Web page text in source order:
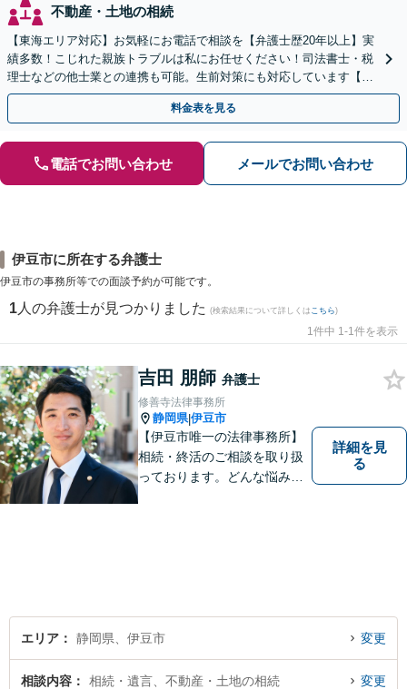
不動産・土地の相続
【東海エリア対応】お気軽にお電話で相談を【弁護士歴20年以上】実
績多数！こじれた親族トラブルは私にお任せください！司法書士・税
理士などの他士業との連携も可能。生前対策にも対応しています【夜
間・休日面談可】【完全個室・秘密厳守】
料金表を見る
電話でお問い合わせ メールでお問い合わせ
伊豆市に所在する弁護士
伊豆市の事務所等での面談予約が可能です。
1 人の弁護士が見つかりました (検索結果について詳しくは こちら)
1件中 1-1件を表示
吉田 朋師 弁護士
修善寺法律事務所
静岡県|伊豆市
【伊豆市唯一の法律事務所】
相続・終活のご相談を取り扱
っております。どんな悩みや
【駐車場有】
詳細を見
る
エリア 静岡県、伊豆市 変更
相談内容 相続・遺言、不動産・土地の相続 変更